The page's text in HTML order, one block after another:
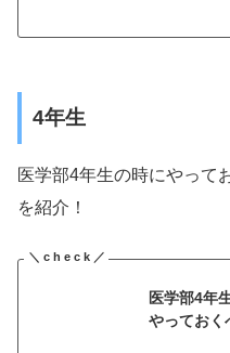
4年生
医学部4年生の時にやって
を紹介！
医学部4年
やっておく